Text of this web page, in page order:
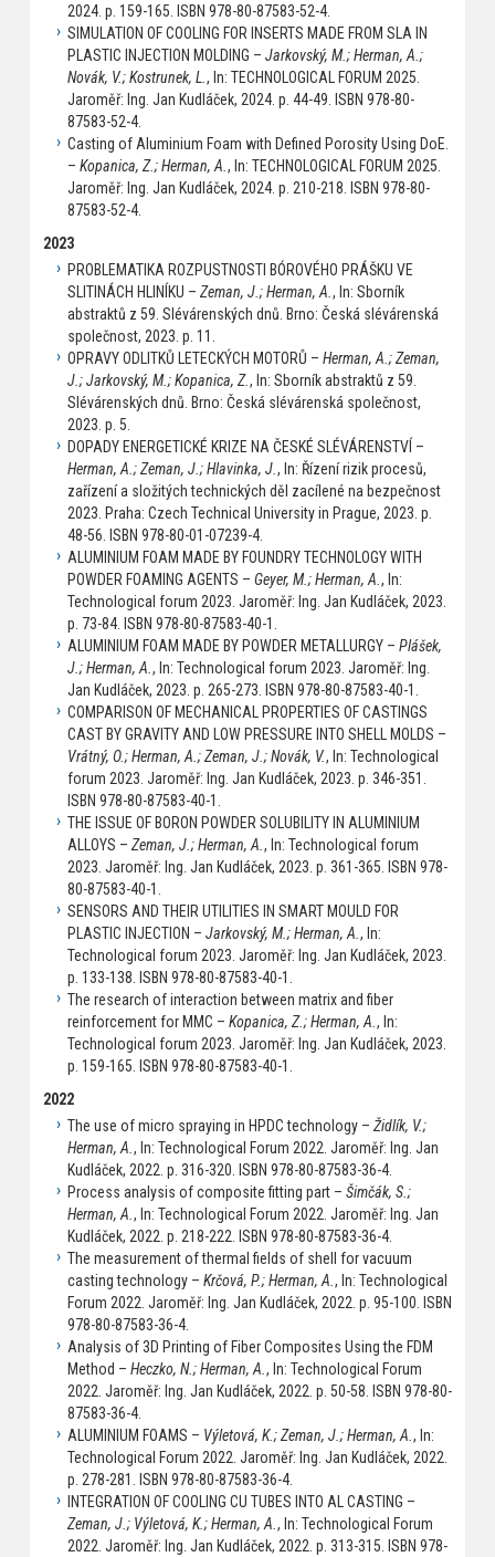
2024. p. 159-165. ISBN 978-80-87583-52-4.
SIMULATION OF COOLING FOR INSERTS MADE FROM SLA IN
PLASTIC INJECTION MOLDING – Jarkovský, M.; Herman, A.;
Novák, V.; Kostrunek, L. , In: TECHNOLOGICAL FORUM 2025.
Jaroměř: Ing. Jan Kudláček, 2024. p. 44-49. ISBN 978-80-
87583-52-4.
Casting of Aluminium Foam with Defined Porosity Using DoE.
– Kopanica, Z.; Herman, A. , In: TECHNOLOGICAL FORUM 2025.
Jaroměř: Ing. Jan Kudláček, 2024. p. 210-218. ISBN 978-80-
87583-52-4.
2023
PROBLEMATIKA ROZPUSTNOSTI BÓROVÉHO PRÁŠKU VE
SLITINÁCH HLINÍKU – Zeman, J.; Herman, A. , In: Sborník
abstraktů z 59. Slévárenských dnů. Brno: Česká slévárenská
společnost, 2023. p. 11.
OPRAVY ODLITKŮ LETECKÝCH MOTORŮ – Herman, A.; Zeman,
J.; Jarkovský, M.; Kopanica, Z., In: Sborník abstraktů z 59.
Slévárenských dnů. Brno: Česká slévárenská společnost,
2023. p. 5.
DOPADY ENERGETICKÉ KRIZE NA ČESKÉ SLÉVÁRENSTVÍ –
Herman, A.; Zeman, J.; Hlavinka, J. , In: Řízení rizik procesů,
zařízení a složitých technických děl zacílené na bezpečnost
2023. Praha: Czech Technical University in Prague, 2023. p.
48-56. ISBN 978-80-01-07239-4.
ALUMINIUM FOAM MADE BY FOUNDRY TECHNOLOGY WITH
POWDER FOAMING AGENTS – Geyer, M.; Herman, A. , In:
Technological forum 2023. Jaroměř: Ing. Jan Kudláček, 2023.
p. 73-84. ISBN 978-80-87583-40-1.
ALUMINIUM FOAM MADE BY POWDER METALLURGY – Plášek,
J.; Herman, A. , In: Technological forum 2023. Jaroměř: Ing.
Jan Kudláček, 2023. p. 265-273. ISBN 978-80-87583-40-1.
COMPARISON OF MECHANICAL PROPERTIES OF CASTINGS
CAST BY GRAVITY AND LOW PRESSURE INTO SHELL MOLDS –
Vrátný, O.; Herman, A.; Zeman, J.; Novák, V., In: Technological
forum 2023. Jaroměř: Ing. Jan Kudláček, 2023. p. 346-351.
ISBN 978-80-87583-40-1.
THE ISSUE OF BORON POWDER SOLUBILITY IN ALUMINIUM
ALLOYS – Zeman, J.; Herman, A. , In: Technological forum
2023. Jaroměř: Ing. Jan Kudláček, 2023. p. 361-365. ISBN 978-
80-87583-40-1.
SENSORS AND THEIR UTILITIES IN SMART MOULD FOR
PLASTIC INJECTION – Jarkovský, M.; Herman, A. , In:
Technological forum 2023. Jaroměř: Ing. Jan Kudláček, 2023.
p. 133-138. ISBN 978-80-87583-40-1.
The research of interaction between matrix and fiber
reinforcement for MMC – Kopanica, Z.; Herman, A. , In:
Technological forum 2023. Jaroměř: Ing. Jan Kudláček, 2023.
p. 159-165. ISBN 978-80-87583-40-1.
2022
The use of micro spraying in HPDC technology – Židlík, V.;
Herman, A. , In: Technological Forum 2022. Jaroměř: Ing. Jan
Kudláček, 2022. p. 316-320. ISBN 978-80-87583-36-4.
Process analysis of composite fitting part – Šimčák, S.;
Herman, A. , In: Technological Forum 2022. Jaroměř: Ing. Jan
Kudláček, 2022. p. 218-222. ISBN 978-80-87583-36-4.
The measurement of thermal fields of shell for vacuum
casting technology – Krčová, P.; Herman, A. , In: Technological
Forum 2022. Jaroměř: Ing. Jan Kudláček, 2022. p. 95-100. ISBN
978-80-87583-36-4.
Analysis of 3D Printing of Fiber Composites Using the FDM
Method – Heczko, N.; Herman, A. , In: Technological Forum
2022. Jaroměř: Ing. Jan Kudláček, 2022. p. 50-58. ISBN 978-80-
87583-36-4.
ALUMINIUM FOAMS – Výletová, K.; Zeman, J.; Herman, A. , In:
Technological Forum 2022. Jaroměř: Ing. Jan Kudláček, 2022.
p. 278-281. ISBN 978-80-87583-36-4.
INTEGRATION OF COOLING CU TUBES INTO AL CASTING –
Zeman, J.; Výletová, K.; Herman, A. , In: Technological Forum
2022. Jaroměř: Ing. Jan Kudláček, 2022. p. 313-315. ISBN 978-